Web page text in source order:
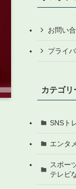
お問い
プライ
カテゴリ
SNSト
エンタ
スポー
テレビ